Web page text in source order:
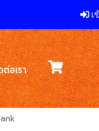
เ
อเรา